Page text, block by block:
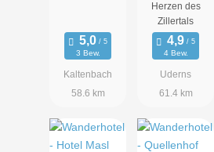
3 Bew.
Kaltenbach
58.6 km
Herzen des
Zillertals
4 Bew.
Uderns
61.4 km